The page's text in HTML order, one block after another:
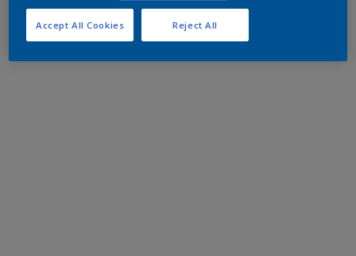
Reject All
Accept All Cookies